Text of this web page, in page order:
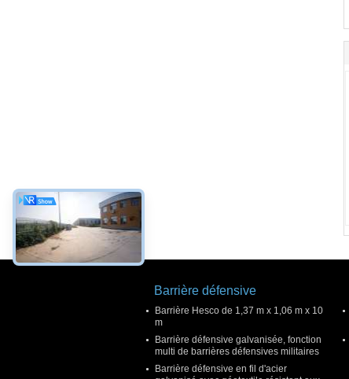
Barrière défensive
Barrière Hesco de 1,37 m x 1,06 m x 10
m
Barrière défensive galvanisée, fonction
multi de barrières défensives militaires
Barrière défensive en fil d'acier